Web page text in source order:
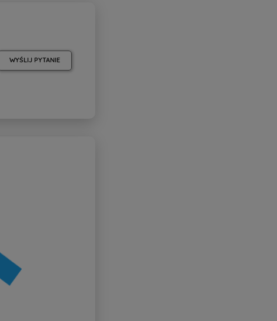
WYŚLIJ PYTANIE